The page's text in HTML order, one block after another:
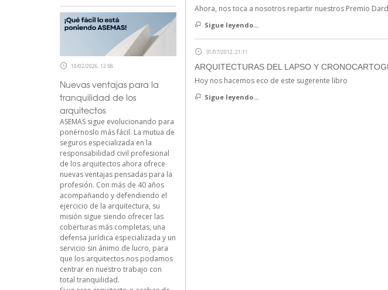
Ahora, nos toca a nosotros repartir nuestros Premio
Sigue leyendo...
31/07/2012, 21:11
ARQUITECTURAS DEL LAPSO Y
Hoy nos hacemos eco de este sugerente libro
Sigue leyendo...
10/02/2026, 12:58
Nuevas ventajas para la
tranquilidad de los
arquitectos
ASEMAS sigue evolucionando para
ponérnoslo más fácil. La mutua de
seguros especializada en la
responsabilidad civil profesional
de los arquitectos ahora ofrece
nuevas ventajas pensadas para la
profesión. Con más de 40 años
acompañando y defendiendo el
ejercicio de la arquitectura, su
misión sigue siendo ofrecer las
coberturas más completas, una
defensa jurídica especializada y un
servicio sin ánimo de lucro, para
que los arquitectos nos podamos
centrar en nuestro trabajo con
total tranquilidad.